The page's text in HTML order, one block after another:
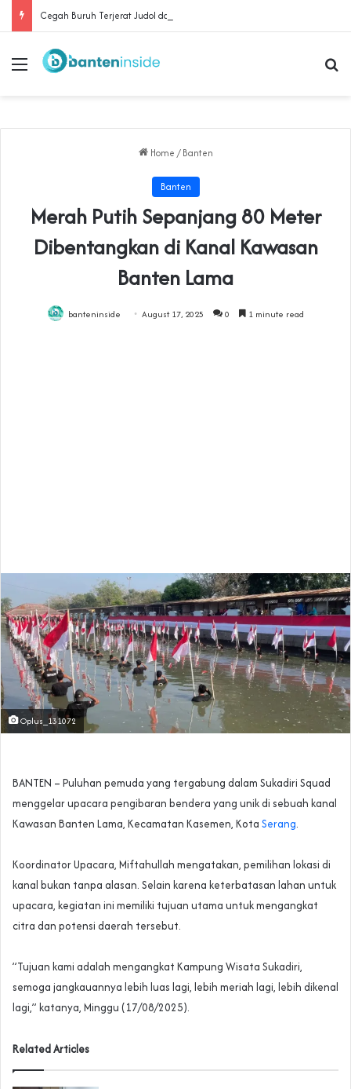
Menu
Home / Banten
Banten
‎Merah Putih Sepanjang 80 Meter
Dibentangkan di Kanal Kawasan
Banten Lama
banteninside August 17, 2025 0 1 minute read
Oplus_131072
‎BANTEN – Puluhan pemuda yang tergabung dalam Sukadiri Squad
menggelar upacara pengibaran bendera yang unik di sebuah kanal
Kawasan Banten Lama, Kecamatan Kasemen, Kota Serang.
‎Koordinator Upacara, Miftahullah mengatakan, pemilihan lokasi di
kanal bukan tanpa alasan. Selain karena keterbatasan lahan untuk
upacara, kegiatan ini memiliki tujuan utama untuk mengangkat
citra dan potensi daerah tersebut.
‎”Tujuan kami adalah mengangkat Kampung Wisata Sukadiri,
semoga jangkauannya lebih luas lagi, lebih meriah lagi, lebih dikenal
lagi,” katanya, Minggu (17/08/2025).
Related Articles